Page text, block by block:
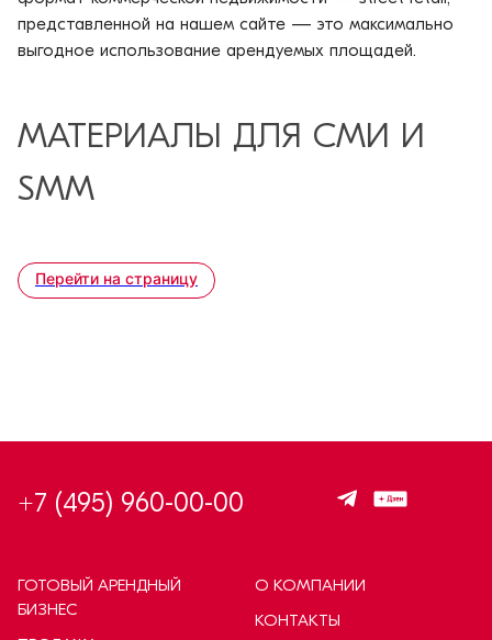
представленной на нашем сайте — это максимально
выгодное использование арендуемых площадей.
MАТЕРИАЛЫ ДЛЯ СМИ И
SMM
Перейти на страницу
+7 (495) 960-00-00
ГОТОВЫЙ АРЕНДНЫЙ
БИЗНЕС
О КОМПАНИИ
КОНТАКТЫ